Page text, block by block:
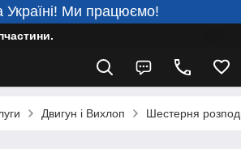
Україні! Ми працюємо!
Двигун і Вихлоп Шестерня